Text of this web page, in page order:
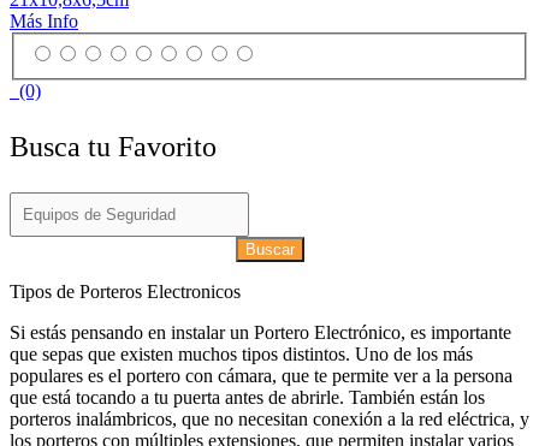
Más Info
(0)
Busca tu Favorito
Buscar
Tipos de Porteros Electronicos
Si estás pensando en instalar un Portero Electrónico, es importante
que sepas que existen muchos tipos distintos. Uno de los más
populares es el portero con cámara, que te permite ver a la persona
que está tocando a tu puerta antes de abrirle. También están los
porteros inalámbricos, que no necesitan conexión a la red eléctrica, y
los porteros con múltiples extensiones, que permiten instalar varios